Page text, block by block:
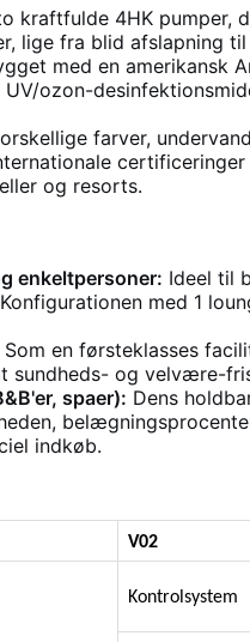
kraftfulde 4HK pumper,
lige fra blid
med en amerikansk
ozon-
farver,
og resorts.
enkeltpersoner: Ideel til
med 1
Som en førsteklasses
sundheds- og velvære-
spaer): Dens
indkøb.
V02
Kontrolsystem